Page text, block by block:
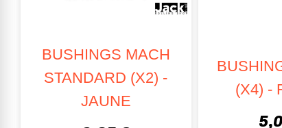
BUSHINGS MACH
STANDARD (X2) -
JAUNE
(X4) -